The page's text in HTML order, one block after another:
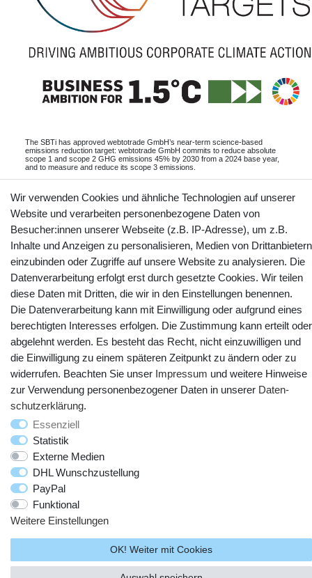
The SBTi has approved webtotrade GmbH’s near-term science-based
emissions reduction target: webtotrade GmbH commits to reduce absolute
scope 1 and scope 2 GHG emissions 45% by 2030 from a 2024 base year,
and to measure and reduce its scope 3 emissions.
Vertrag widerrufen Kontakt
YouTube Facebook Instagram
© Copyright 2025 webtotrade GmbH. Alle Rechte vorbehalten.
Wir verwenden Cookies und ähnliche Technologien auf unserer
Website und verarbeiten personenbezogene Daten von
Besucher:innen unserer Webseite (z.B. IP-Adresse), um z.B.
Inhalte und Anzeigen zu personalisieren, Medien von Drittanbietern
einzubinden oder Zugriffe auf unsere Website zu analysieren. Die
Datenverarbeitung erfolgt erst durch gesetzte Cookies. Wir teilen
diese Daten mit Dritten, die wir in den Einstellungen benennen.
Die Datenverarbeitung kann mit Einwilligung oder aufgrund eines
berechtigten Interesses erfolgen. Die Zustimmung kann erteilt oder
abgelehnt werden. Es besteht das Recht, nicht einzuwilligen und
die Einwilligung zu einem späteren Zeitpunkt zu ändern oder zu
widerrufen. Beachten Sie unser Impressum und weitere Hinweise
zur Verwendung personenbezogener Daten in unserer Daten­
schutz­erklärung.
Essenziell
Statistik
Externe Medien
DHL Wunschzustellung
PayPal
Funktional
Weitere Einstellungen
OK! Weiter mit Cookies